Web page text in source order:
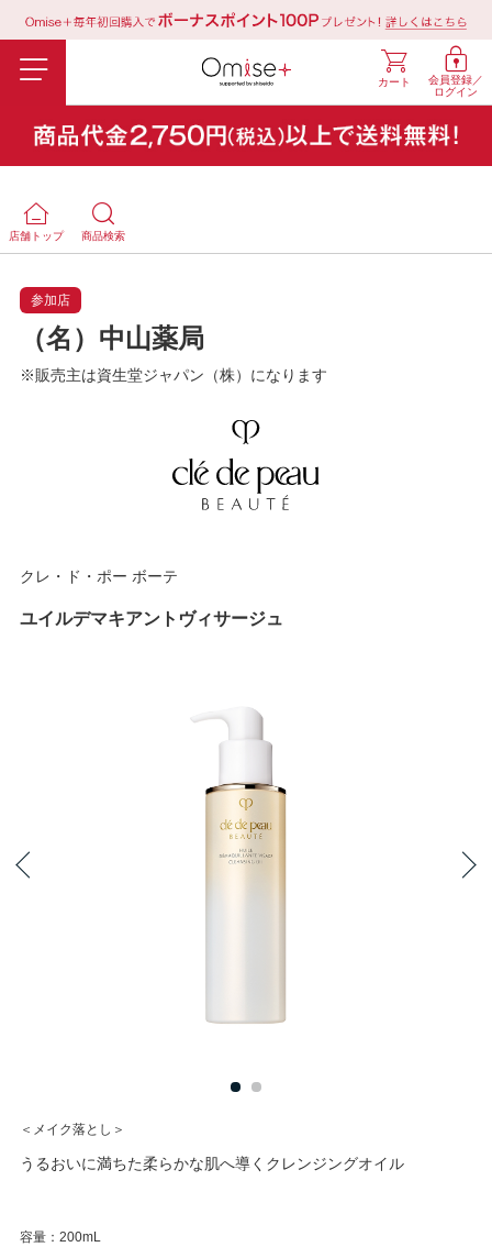
会員登録／
ログイン
カート
店舗トップ 商品検索
参加店
（名）中山薬局
※販売主は資生堂ジャパン（株）になります
クレ・ド・ポー ボーテ
ユイルデマキアントヴィサージュ
＜メイク落とし＞
うるおいに満ちた柔らかな肌へ導くクレンジングオイル
容量： 200mL